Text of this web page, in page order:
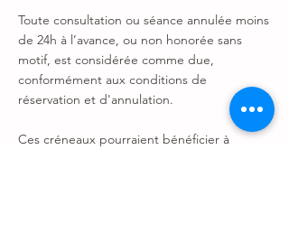
Toute consultation ou séance annulée moins
de 24h à l’avance, ou non honorée sans
motif, est considérée comme due,
conformément aux conditions de
réservation et d'annulation.
Ces créneaux pourraient bénéficier à